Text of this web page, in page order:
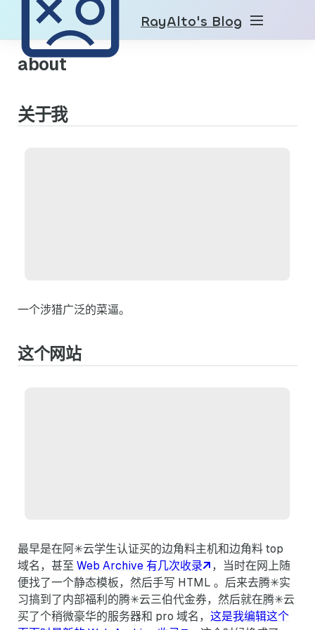
RayAlto's Blog
about
关于我
一个涉猎广泛的菜逼。
这个网站
最早是在阿✳云学生认证买的边角料主机和边角料 top
域名，甚至Web Archive 有几次收录
，当时在网上随
便找了一个静态模板，然后手写 HTML 。后来去腾✳实
习搞到了内部福利的腾✳云三伯代金券，然后就在腾✳云
买了个稍微豪华的服务器和 pro 域名，这是我编辑这个